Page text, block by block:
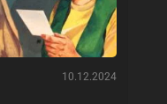
10.12.2024